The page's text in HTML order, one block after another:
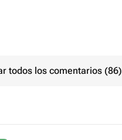
todos los comentarios (86)